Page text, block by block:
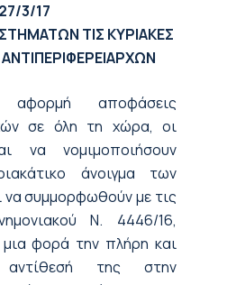
27/3/17
ΤΙΣ ΚΥΡΙΑΚΕΣ
αποφάσεις
σε όλη τη χώρα, οι
να νομιμοποιήσουν
άνοιγμα των
συμμορφωθούν με τις
Ν. 4446/16,
μια φορά την πλήρη και
αντίθεσή της στην